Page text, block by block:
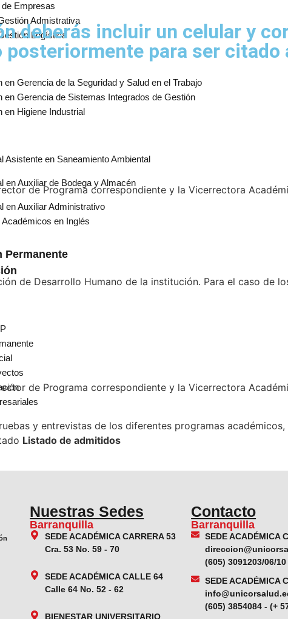
Empresas
Admistrativa
Logística
en Gerencia de la Seguridad y Salud en el Trabajo
en Gerencia de Sistemas Integrados de Gestión
en Higiene Industrial
Asistente en Saneamiento Ambiental
en Auxiliar de Bodega y Almacén
en Auxiliar Administrativo
en Inglés
Permanente
deberás incluir un celular y
para ser citado
de Programa correspondiente y la Vicerrectora
de Desarrollo Humano de la institución. Para el caso de
de Programa correspondiente y la Vicerrectora
y entrevistas de los diferentes programas
Listado de admitidos
Nuestras Sedes
Barranquilla
SEDE ACADÉMICA CARRERA 53
Cra. 53 No. 59 - 70
SEDE ACADÉMICA CALLE 64
Calle 64 No. 52 - 62
BIENESTAR UNIVERSITARIO
Contacto
Barranquilla
SEDE ACADÉMICA
(605) 3091203/06/10
SEDE ACADÉMICA
(605) 3854084 - (+